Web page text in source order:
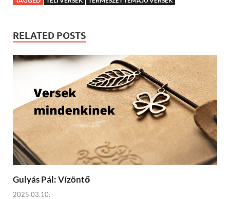
RELATED POSTS
Gulyás Pál: Vízöntő
2025.03.10.